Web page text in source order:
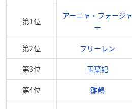
第1位
アーニャ・フォージャ
ー
第2位 フリーレン
第3位 玉葉妃
第4位 雛鶴